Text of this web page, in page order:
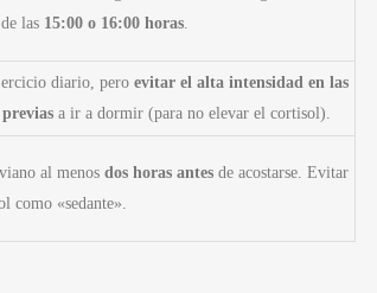
las 15:00 o 16:00 horas.
diario, pero evitar el alta intensidad en las
a ir a dormir (para no elevar el cortisol).
al menos dos horas antes de acostarse. Evitar
como «sedante».